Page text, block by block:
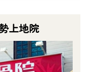
上地院